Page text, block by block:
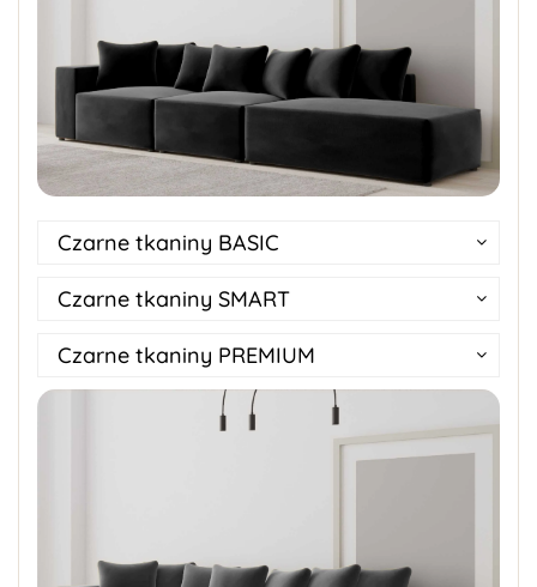
Czarne tkaniny BASIC
Czarne tkaniny SMART
Czarne tkaniny PREMIUM